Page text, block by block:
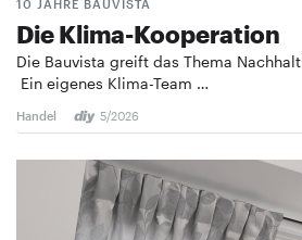
10 JAHRE BAUVISTA
Die Klima-Kooperation
Die Bauvista greift das Thema
Ein eigenes Klima-Team …
Handel 5/2026